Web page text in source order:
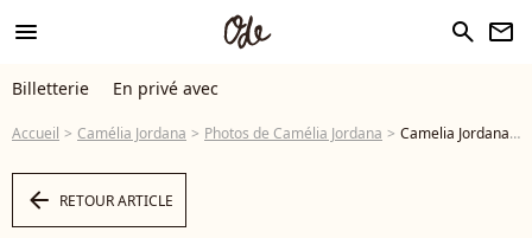
menu search newsletter
Billetterie En privé avec
Accueil Camélia Jordana Photos de Camélia Jordana Camelia Jordana au photocall de la cérémonie d'hommage à Sean Penn lors de la deuxième journée du 21e Festival international du film de Marrakech, le 30 novembre 2024 à Marrakech, Maroc. © Dominique Jacovides/Bestimage - Photo
arrow_left RETOUR ARTICLE